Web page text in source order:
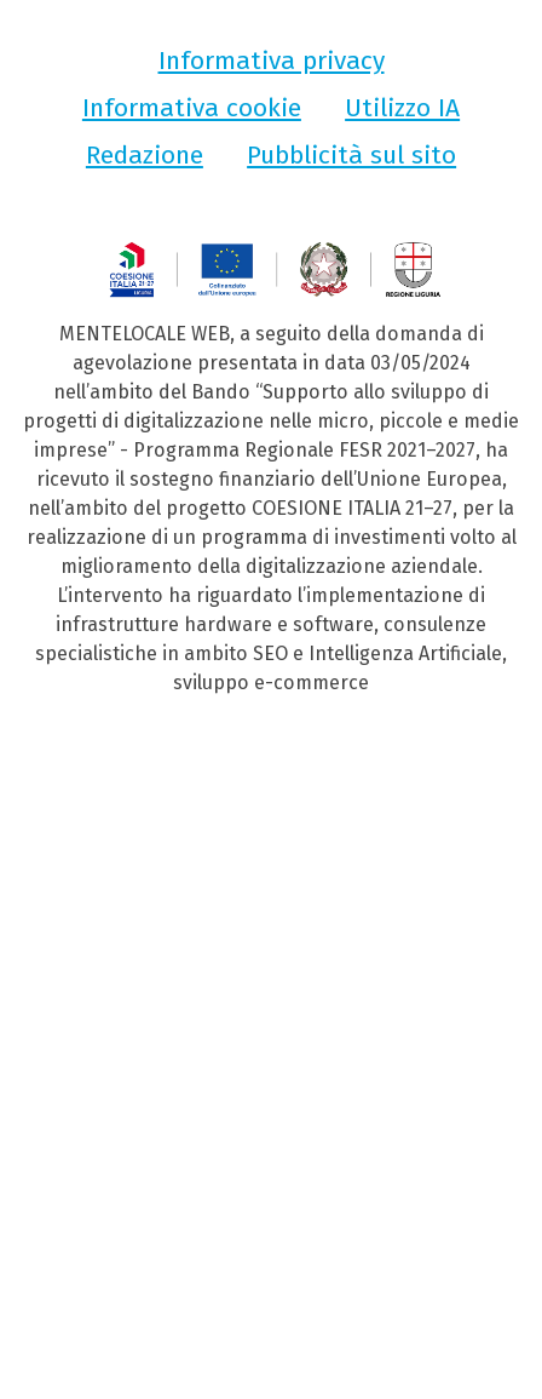
Informativa privacy
Informativa cookie
Utilizzo IA
Redazione
Pubblicità sul sito
MENTELOCALE WEB, a seguito della domanda di
agevolazione presentata in data 03/05/2024
nell’ambito del Bando “Supporto allo sviluppo di
progetti di digitalizzazione nelle micro, piccole e medie
imprese” - Programma Regionale FESR 2021–2027, ha
ricevuto il sostegno finanziario dell’Unione Europea,
nell’ambito del progetto COESIONE ITALIA 21–27, per la
realizzazione di un programma di investimenti volto al
miglioramento della digitalizzazione aziendale.
L’intervento ha riguardato l’implementazione di
infrastrutture hardware e software, consulenze
specialistiche in ambito SEO e Intelligenza Artificiale,
sviluppo e-commerce